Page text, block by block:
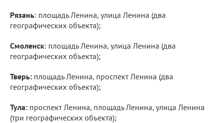
Рязань: площадь Ленина, улица Ленина (два
географических объекта);
Смоленск: площадь Ленина, улица Ленина (два
географических объекта);
Тверь: площадь Ленина, проспект Ленина (два
географических объекта);
Тула: проспект Ленина, площадь Ленина, улица Ленина
(три географических объекта);